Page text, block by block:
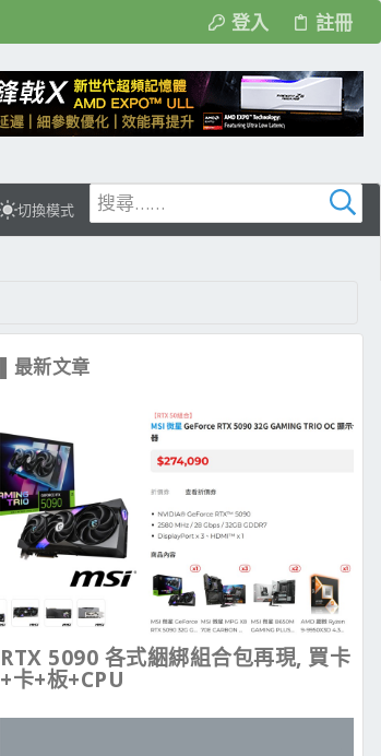
登入 註冊
切換模式
▌最新文章
RTX 5090 各式綑綁組合包再現, 買卡
+卡+板+CPU